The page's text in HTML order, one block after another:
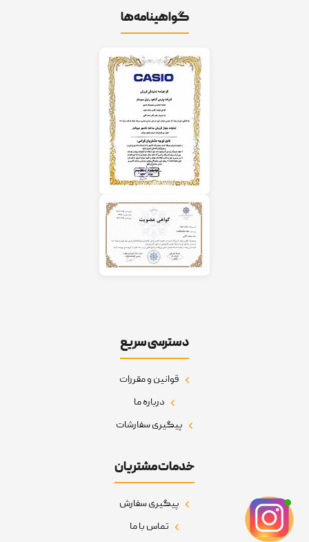
گواهینامه‌ها
دسترسی سریع
قوانین و مقررات
درباره ما
پیگیری سفارشات
خدمات مشتریان
پیگیری سفارش
تماس با ما